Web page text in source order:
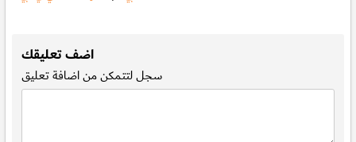
اضف تعليقك
سجللتتمكن من اضافة تعليق